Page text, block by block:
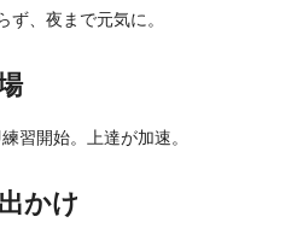
ず、夜まで元気に。
習開始。上達が加速。
かけ